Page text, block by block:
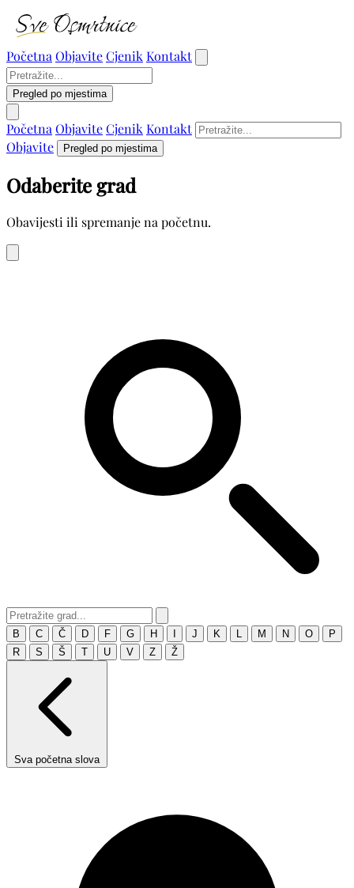
Početna ObjaviteCjenik Kontakt
Pregled po mjestima
Početna ObjaviteCjenik Kontakt
Objavite
Pregled po mjestima
Odaberite grad
Obavijesti ili spremanje na početnu.
B C Č D F G H J K M N O
P
R
S Š T U V Z Ž
Sva početna slova